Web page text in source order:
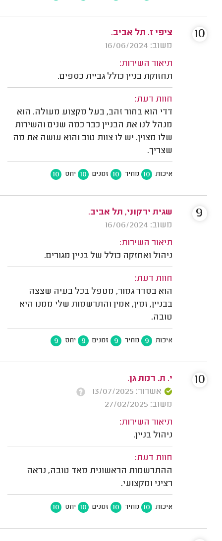
ציפי ז. תל אביב.
משוב: 16/06/2024
תיאור השירות:
תחזוקת בניין כולל גביית כספים.
חוות דעת:
דדי הוא בחור זהב, בעל מקצוע מעולה. הוא
מנהל לנו את הבניין כבר כמה שנים והשירות
שלו מצוין. יש לו צוות טוב והוא עושה את מה
שצריך.
איכות 10 מחיר 10 זמנים 10 יחס 10
10
שגית ירקוני, תל אביב.
משוב: 16/06/2024
תיאור השירות:
ניהול ואחזקה כולל של בניין מגורים.
חוות דעת:
הוא בסדר גמור, מטפל בכל בעיה שצצה
בבניין, זמין, אמין והתרשמות שלי ממנו היא
טובה.
איכות 9 מחיר 9 זמנים 9 יחס 9
9
י. ת. רמת גן.
אשרור: 13/07/2025
משוב: 27/02/2025
תיאור השירות:
ניהול בניין.
חוות דעת:
ההתרשמות הראשונית מאד טובה, נראה
רציני ומקצועי.
איכות 10 מחיר 10 זמנים 10 יחס 10
10